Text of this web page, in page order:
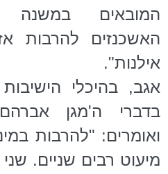
המובאים במשנה
האשכנזים להרבות
אילנות".
אגב, בהיכלי הישיבות
בדברי ה'מגן
ואומרים: "להרבות
מיעוט רבים שניים.